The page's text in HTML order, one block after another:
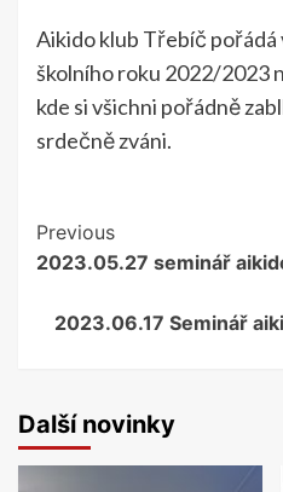
Aikido klub Třebíč pořádá
školního roku 2022/2023
kde si všichni pořádně
srdečně zváni.
Continue
Reading
Previous
2023.05.27 seminář
2023.06.17 Seminář
Další novinky